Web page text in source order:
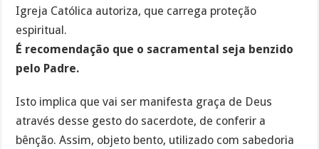
Igreja Católica autoriza, que carrega proteção
espiritual.
É recomendação que o sacramental seja benzido
pelo Padre.
Isto implica que vai ser manifesta graça de Deus
através desse gesto do sacerdote, de conferir a
bênção. Assim, objeto bento, utilizado com sabedoria